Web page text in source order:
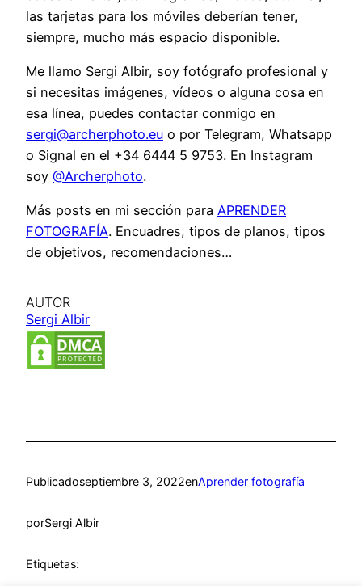
las tarjetas para los móviles deberían tener,
siempre, mucho más espacio disponible.
Me llamo Sergi Albir, soy fotógrafo profesional y
si necesitas imágenes, vídeos o alguna cosa en
esa línea, puedes contactar conmigo en
sergi@archerphoto.eu o por Telegram, Whatsapp
o Signal en el +34 6444 5 9753. En Instagram
soy @Archerphoto.
Más posts en mi sección para APRENDER
FOTOGRAFÍA. Encuadres, tipos de planos, tipos
de objetivos, recomendaciones…
AUTOR
Sergi Albir
Publicadoseptiembre 3, 2022enAprender fotografía
porSergi Albir
Etiquetas: